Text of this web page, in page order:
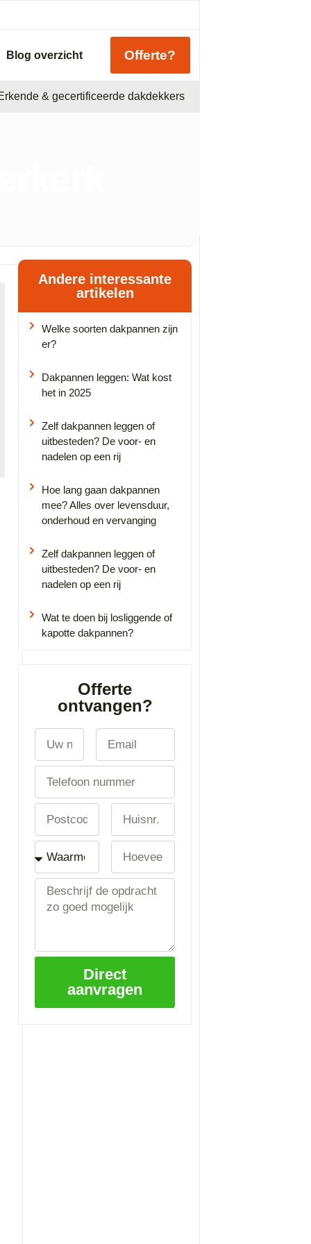
Blog overzicht Offerte?
& gecertificeerde dakdekkers
Andere interessante
artikelen
Welke soorten dakpannen zijn
er?
Dakpannen leggen: Wat kost
het in 2025
Zelf dakpannen leggen of
uitbesteden? De voor- en
nadelen op een rij
Hoe lang gaan dakpannen
mee? Alles over levensduur,
onderhoud en vervanging
Zelf dakpannen leggen of
uitbesteden? De voor- en
nadelen op een rij
Wat te doen bij losliggende of
kapotte dakpannen?
Offerte
ontvangen?
Direct
aanvragen